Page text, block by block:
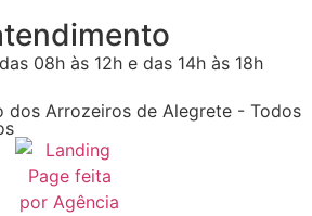
08h às 12h e das 14h às 18h
Arrozeiros de Alegrete - Todos